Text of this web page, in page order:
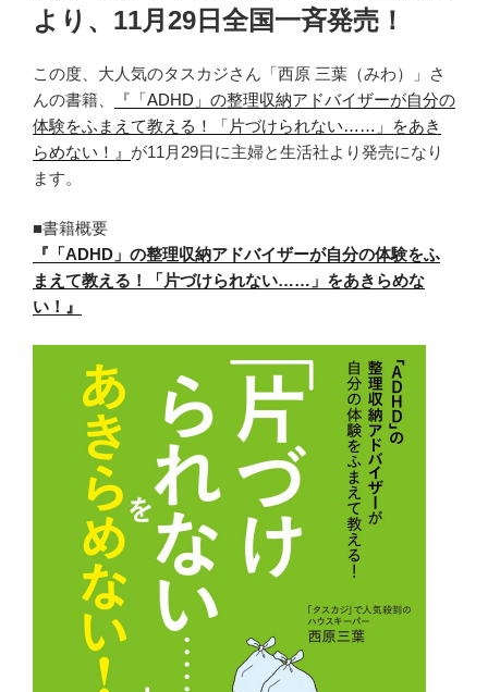
より、11月29日全国一斉発売！
この度、大人気のタスカジさん「西原 三葉（みわ）」さ
んの書籍、
『「ADHD」の整理収納アドバイザーが自分の
体験をふまえて教える！「片づけられない……」をあき
らめない！』 が11月29日に主婦と生活社より発売になり
ます。
■書籍概要
『「ADHD」の整理収納アドバイザーが自分の体験をふ
まえて教える！「片づけられない……」をあきらめな
い！』